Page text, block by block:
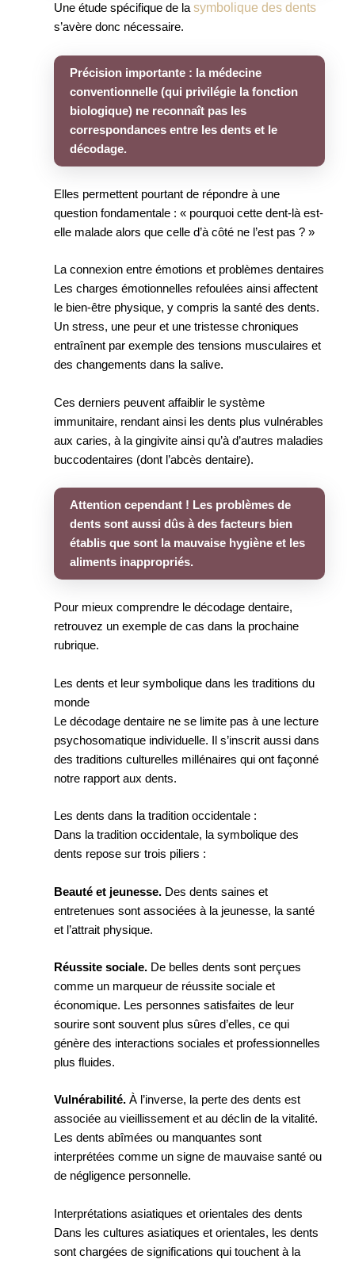
Une étude spécifique de lasymbolique des dents
s’avère donc nécessaire.
Précision importante : la médecine
conventionnelle (qui privilégie la fonction
biologique) ne reconnaît pas les
correspondances entre les dents et le
décodage.
Elles permettent pourtant de répondre à une
question fondamentale : « pourquoi cette dent-là est-
elle malade alors que celle d’à côté ne l’est pas ? »
La connexion entre émotions et problèmes dentaires
Les charges émotionnelles refoulées ainsi affectent
le bien-être physique, y compris la santé des dents.
Un stress, une peur et une tristesse chroniques
entraînent par exemple des tensions musculaires et
des changements dans la salive.
Ces derniers peuvent affaiblir le système
immunitaire, rendant ainsi les dents plus vulnérables
aux caries, à la gingivite ainsi qu’à d’autres maladies
buccodentaires (dont l’abcès dentaire).
Attention cependant ! Les problèmes de
dents sont aussi dûs à des facteurs bien
établis que sont la mauvaise hygiène et les
aliments inappropriés.
Pour mieux comprendre le décodage dentaire,
retrouvez un exemple de cas dans la prochaine
rubrique.
Les dents et leur symbolique dans les traditions du
monde
Le décodage dentaire ne se limite pas à une lecture
psychosomatique individuelle. Il s’inscrit aussi dans
des traditions culturelles millénaires qui ont façonné
notre rapport aux dents.
Les dents dans la tradition occidentale :
Dans la tradition occidentale, la symbolique des
dents repose sur trois piliers :
Beauté et jeunesse.Des dents saines et
entretenues sont associées à la jeunesse, la santé
et l’attrait physique.
Réussite sociale.De belles dents sont perçues
comme un marqueur de réussite sociale et
économique. Les personnes satisfaites de leur
sourire sont souvent plus sûres d’elles, ce qui
génère des interactions sociales et professionnelles
plus fluides.
Vulnérabilité.À l’inverse, la perte des dents est
associée au vieillissement et au déclin de la vitalité.
Les dents abîmées ou manquantes sont
interprétées comme un signe de mauvaise santé ou
de négligence personnelle.
Interprétations asiatiques et orientales des dents
Dans les cultures asiatiques et orientales, les dents
sont chargées de significations qui touchent à la